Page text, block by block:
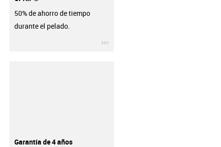
50% de ahorro de tiempo
durante el pelado.
Garantía de 4 años